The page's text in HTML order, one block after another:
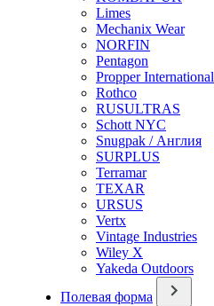
Limes
Mechanix Wear
NORFIN
Pentagon
Propper International
Rothco
RUSULTRAS
Schott NYC
Snugpak / Англия
SURPLUS
Terramar
TEXAR
URSUS
Vertx
Vintage Industries
Wiley X
Yakeda Outdoors
Полевая форма